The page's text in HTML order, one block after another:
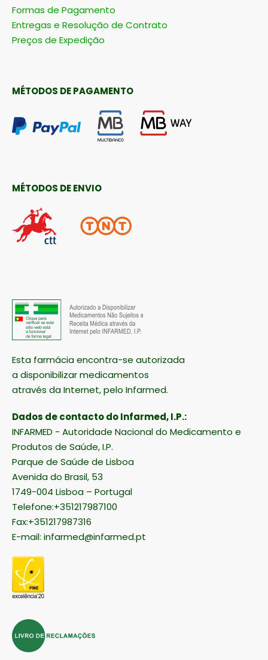
Formas de Pagamento
Entregas e Resolução de Contrato
Preços de Expedição
MÉTODOS DE PAGAMENTO
MÉTODOS DE ENVIO
Esta farmácia encontra-se autorizada
a disponibilizar medicamentos
através da Internet, pelo Infarmed.
Dados de contacto do Infarmed, I.P.:
INFARMED - Autoridade Nacional do Medicamento e
Produtos de Saúde, I.P.
Parque de Saúde de Lisboa
Avenida do Brasil, 53
1749-004 Lisboa – Portugal
Telefone:+351217987100
Fax:+351217987316
E-mail: infarmed@infarmed.pt